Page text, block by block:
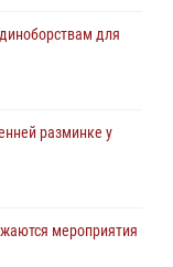
для
разминке у
мероприятия